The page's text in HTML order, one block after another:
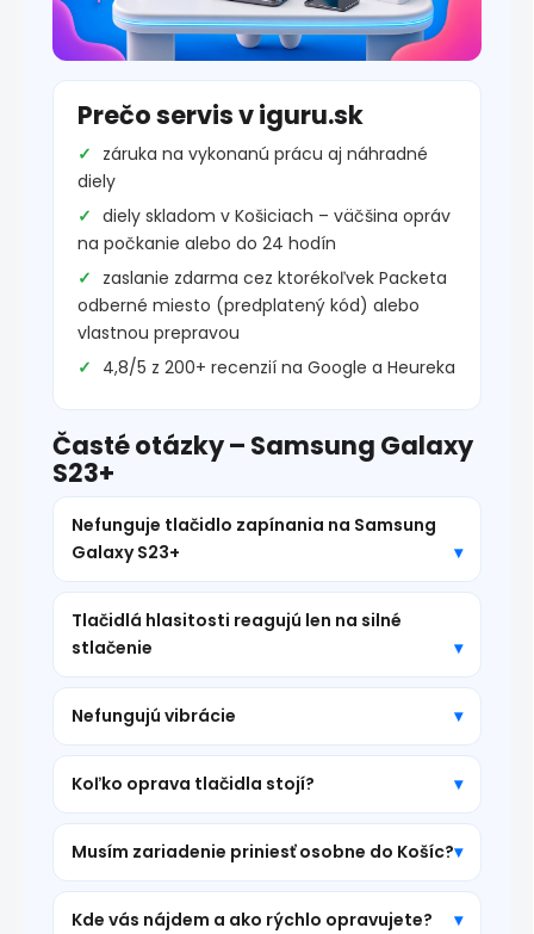
Prečo servis v iguru.sk
záruka na vykonanú prácu aj náhradné
diely
diely skladom v Košiciach – väčšina opráv
na počkanie alebo do 24 hodín
zaslanie zdarma cez ktorékoľvek Packeta
odberné miesto (predplatený kód) alebo
vlastnou prepravou
4,8/5 z 200+ recenzií na Google a Heureka
Časté otázky – Samsung Galaxy
S23+
Nefunguje tlačidlo zapínania na Samsung
Galaxy S23+
Tlačidlá hlasitosti reagujú len na silné
stlačenie
Nefungujú vibrácie
Koľko oprava tlačidla stojí?
Musím zariadenie priniesť osobne do Košíc?
Kde vás nájdem a ako rýchlo opravujete?